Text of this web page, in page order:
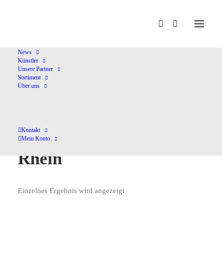
News
Künstler
Unsere Partner
Sortiment
Über uns
Kontakt
Mein Konto
Deutsche Oper am
Rhein
Einzelnes Ergebnis wird angezeigt